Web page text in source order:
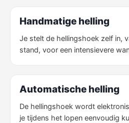
Handmatige helling
Je stelt de hellingshoek zelf in,
stand, voor een intensievere
Automatische helling
De hellingshoek wordt
je tijdens het lopen eenvoudig